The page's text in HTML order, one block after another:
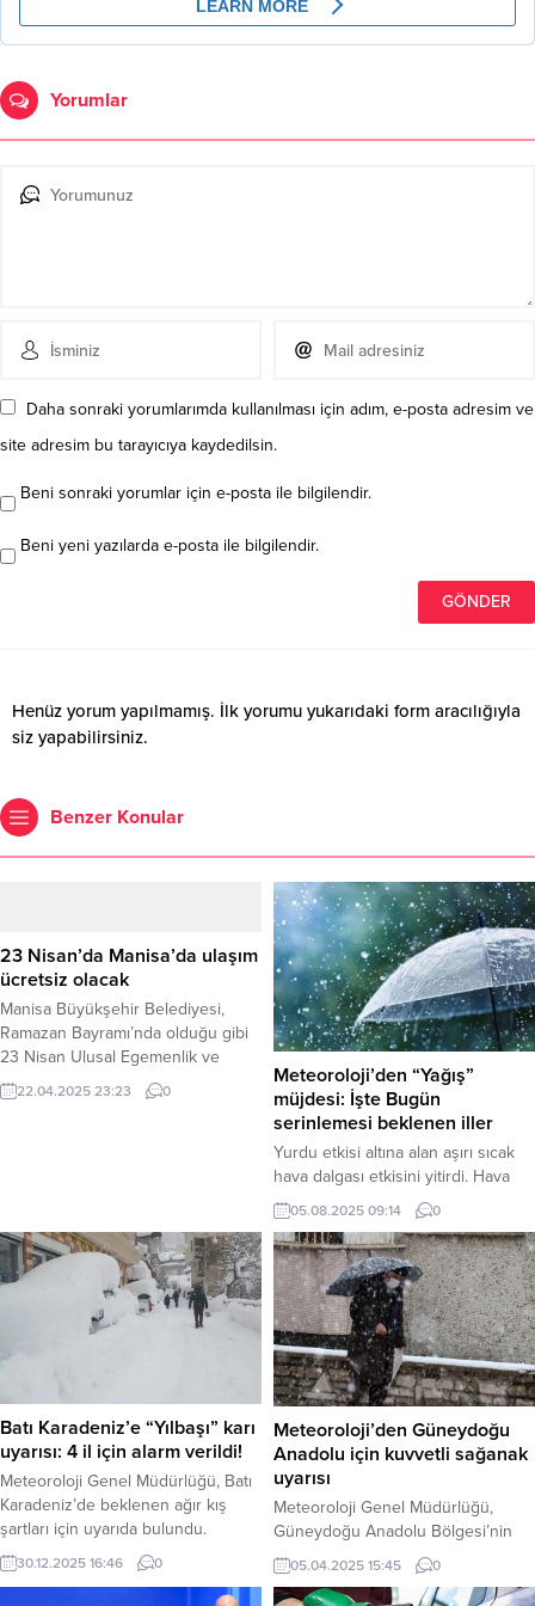
Yorumlar
Daha sonraki yorumlarımda kullanılması için adım, e-posta adresim ve
site adresim bu tarayıcıya kaydedilsin.
Beni sonraki yorumlar için e-posta ile bilgilendir.
Beni yeni yazılarda e-posta ile bilgilendir.
Henüz yorum yapılmamış. İlk yorumu yukarıdaki form aracılığıyla
siz yapabilirsiniz.
Benzer Konular
23 Nisan’da Manisa’da ulaşım
ücretsiz olacak
Manisa Büyükşehir Belediyesi,
Ramazan Bayramı’nda olduğu gibi
23 Nisan Ulusal Egemenlik ve
Çocuk Bayramı’nda da Manisalılara
ücretsiz olarak toplu taşıma hizmeti
coşkuyu paylaşmaya davet etti.
Zeyrek, “23 Nisan Ulusal...
22.04.2025 23:23 0
Meteoroloji’den “Yağış”
müjdesi: İşte Bugün
serinlemesi beklenen iller
Yurdu etkisi altına alan aşırı sıcak
hava dalgası etkisini yitirdi. Hava
sıcaklıkları hissedilir derecede
azalırken, Meteoroloji’den bazı iller
için serinletici sağanak yağış haberi
geldi. Marmara bölgesi için ise
kuvvetli rüzgar uyarısı yapıldı.
Haber Merkezi – Geçtiğimiz
haftalarda mevsim normallerinin 6
ila 12 derece üzerinde seyreden
bunaltıcı sıcaklar yerini daha serin...
05.08.2025 09:14 0
Batı Karadeniz’e “Yılbaşı” karı
uyarısı: 4 il için alarm verildi!
Meteoroloji Genel Müdürlüğü, Batı
Karadeniz’de beklenen ağır kış
şartları için uyarıda bulundu.
Düzce, Zonguldak, Bartın ve
Kastamonu’da yılbaşı günü (31
30.12.2025 16:46 0
Meteoroloji’den Güneydoğu
Anadolu için kuvvetli sağanak
uyarısı
Meteoroloji Genel Müdürlüğü,
Güneydoğu Anadolu Bölgesi’nin
bazı kesimleri için kuvvetli yağış
uyarısında bulundu. Vatandaşların
05.04.2025 15:45 0